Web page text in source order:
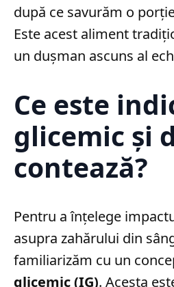
după ce savurăm o
Este acest aliment
un dușman ascuns al
Ce este
glicemic și
contează?
Pentru a înțelege
asupra zahărului din
familiarizăm cu un
glicemic (IG). Acesta